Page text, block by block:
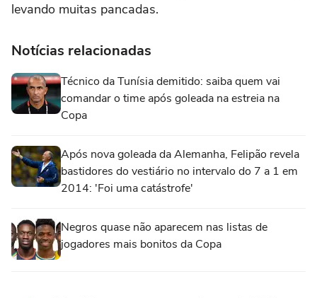
levando muitas pancadas.
Notícias relacionadas
Técnico da Tunísia demitido: saiba quem vai
comandar o time após goleada na estreia na
Copa
Após nova goleada da Alemanha, Felipão revela
bastidores do vestiário no intervalo do 7 a 1 em
2014: 'Foi uma catástrofe'
Negros quase não aparecem nas listas de
jogadores mais bonitos da Copa